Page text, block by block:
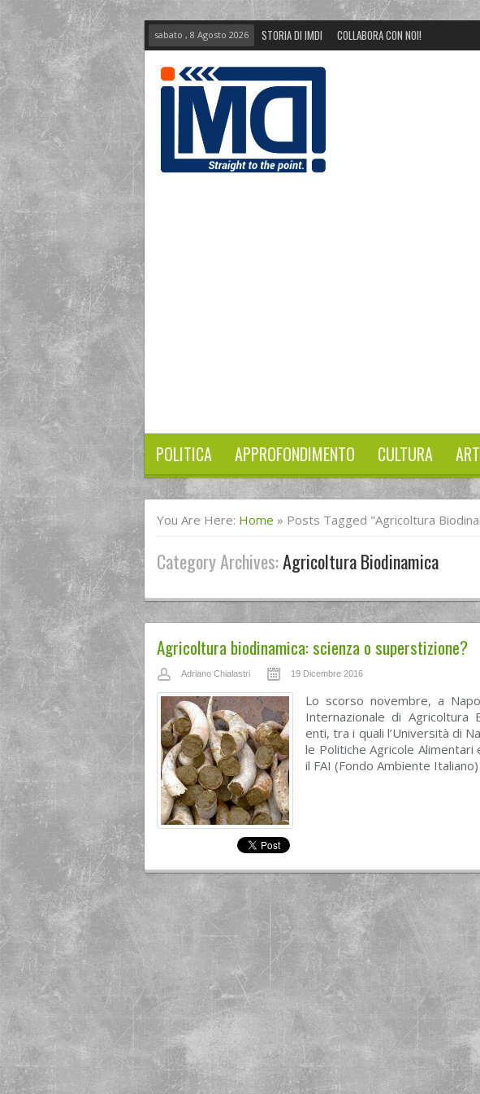
sabato , 8 Agosto 2026 STORIA DI IMDI COLLABORA CON NOI!
POLITICA APPROFONDIMENTO CULTURA
You Are Here: Home » Posts Tagged "agricoltura
Category Archives:Agricoltura Biodinamica
Agricoltura biodinamica: scienza o superstizione?
Adriano Chialastri 19 Dicembre 2016
Lo scorso novembre, a
Internazionale di Agricoltura
enti, tra i quali l’Università di
le Politiche Agricole Alimentari
il FAI (Fondo Ambiente Italiano)